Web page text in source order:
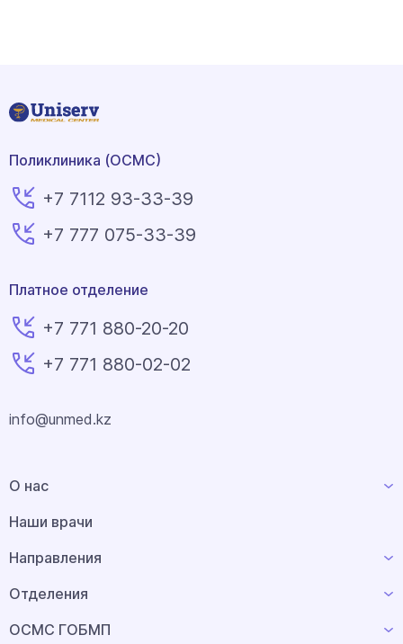
Поликлиника (ОСМС)
+7 7112 93-33-39
+7 777 075-33-39
Платное отделение
+7 771 880-20-20
+7 771 880-02-02
info@unmed.kz
О нас
Наши врачи
Направления
Отделения
ОСМС ГОБМП